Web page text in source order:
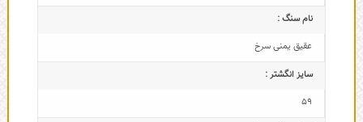
نام سنگ :
عقیق یمنی سرخ
سایز انگشتر :
59